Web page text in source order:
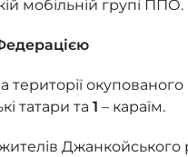
мобільній групі ППО.
території
татари та 1 – караїм.
Джанкойського